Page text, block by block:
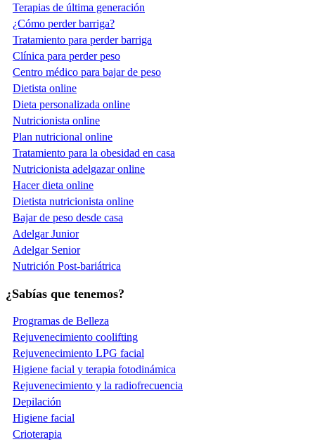
Terapias de última generación
¿Cómo perder barriga?
Tratamiento para perder barriga
Clínica para perder peso
Centro médico para bajar de peso
Dietista online
Dieta personalizada online
Nutricionista online
Plan nutricional online
Tratamiento para la obesidad en casa
Nutricionista adelgazar online
Hacer dieta online
Dietista nutricionista online
Bajar de peso desde casa
Adelgar Junior
Adelgar Senior
Nutrición Post-bariátrica
¿Sabías que tenemos?
Programas de Belleza
Rejuvenecimiento coolifting
Rejuvenecimiento LPG facial
Higiene facial y terapia fotodinámica
Rejuvenecimiento y la radiofrecuencia
Depilación
Higiene facial
Crioterapia